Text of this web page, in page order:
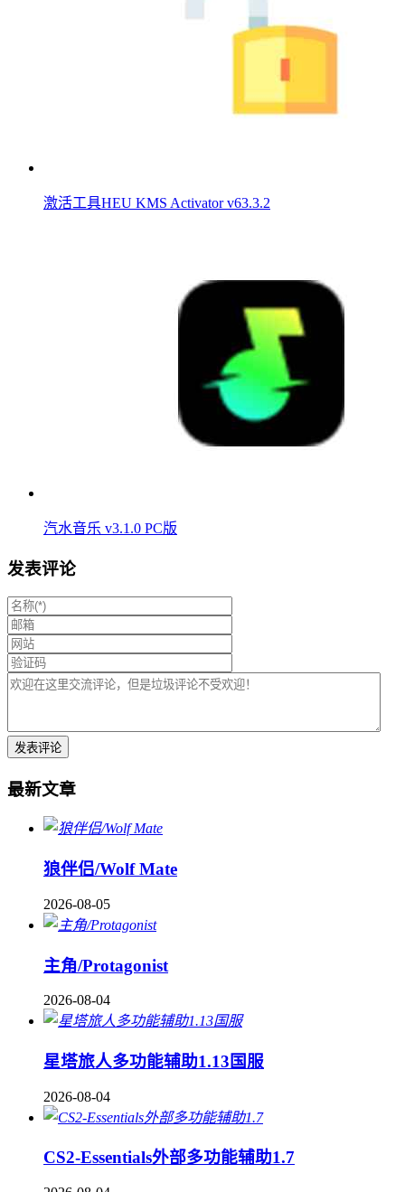
激活工具HEU KMS Activator v63.3.2
汽水音乐 v3.1.0 PC版
发表评论
最新文章
狼伴侣/Wolf Mate
2026-08-05
主角/Protagonist
2026-08-04
星塔旅人多功能辅助1.13国服
2026-08-04
CS2-Essentials外部多功能辅助1.7